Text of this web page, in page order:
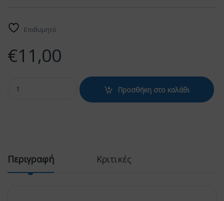
Επιθυμητό
€11,00
Ασφάλεια LOCKBLOCK ΛΕΥΚΗ quantity
Προσθήκη στο καλάθι
Περιγραφή Κριτικές